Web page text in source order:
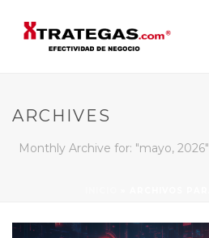
ARCHIVES
Monthly Archive for: "mayo, 2026"